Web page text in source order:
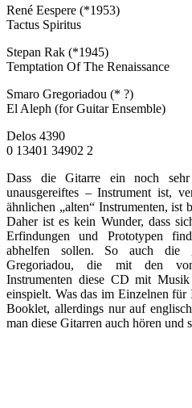
René Eespere (*1953)
Tactus Spiritus
Stepan Rak (*1945)
Temptation Of The Renaissance
Smaro Gregoriadou (* ?)
El Aleph (for Guitar Ensemble)
Delos 4390
0 13401 34902 2
Dass die Gitarre ein noch
unausgereiftes – Instrument ist,
ähnlichen „alten“ Instrumenten, ist
Daher ist es kein Wunder, dass
Erfindungen und Prototypen
abhelfen sollen. So auch die
Gregoriadou, die mit den
Instrumenten diese CD mit
einspielt. Was das im Einzelnen für
Booklet, allerdings nur auf
man diese Gitarren auch hören und